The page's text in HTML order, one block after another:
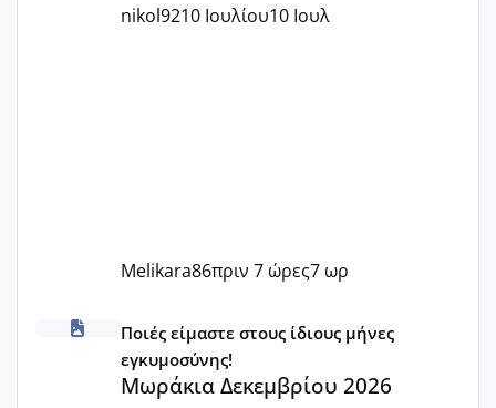
nikol9210 Ιουλίου10 Ιουλ
Melikara86πριν 7 ώρες7 ωρ
Μωράκια Δεκεμβρίου 2026
Ποιές είμαστε στους ίδιους μήνες
εγκυμοσύνης!
Μωράκια Δεκεμβρίου 2026